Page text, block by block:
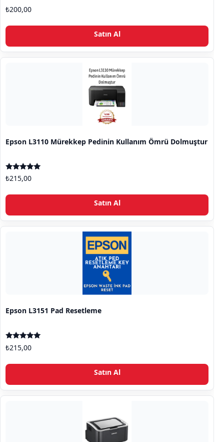
₺200,00
Satın Al
Epson L3110 Mürekkep Pedinin Kullanım Ömrü Dolmuştur
5 üzerinden
5.00
₺215,00
Satın Al
Epson L3151 Pad Resetleme
5 üzerinden
5.00
₺215,00
Satın Al